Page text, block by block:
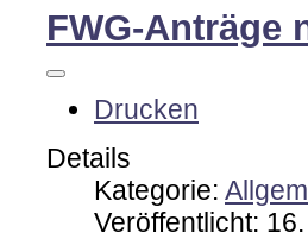
FWG-Anträge
Drucken
Details
Kategorie:
Veröffentlicht: